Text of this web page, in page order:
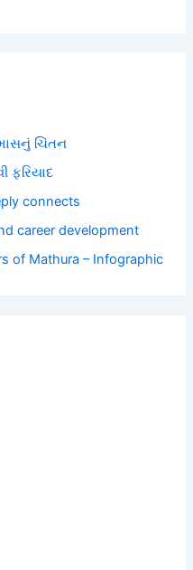
ચિંતન
ફરિયાદ
connects
career development
of Mathura – Infographic